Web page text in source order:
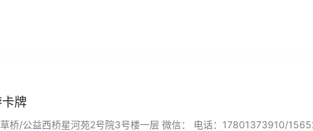
牌
桥/公益西桥星河苑2号院3号楼一层 微信： 电话：17801373910/